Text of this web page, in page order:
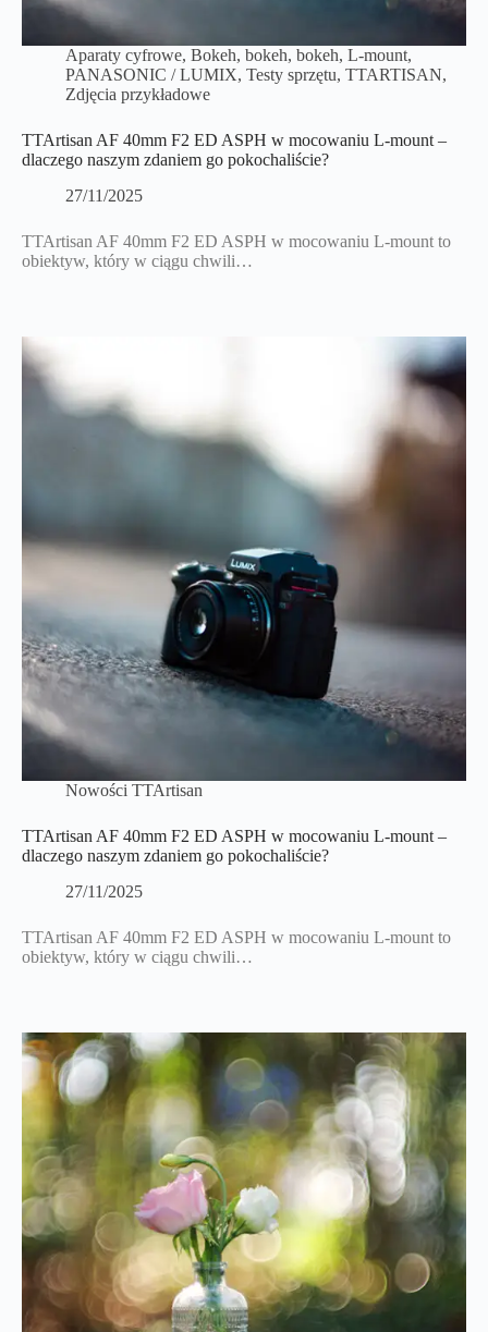
Aparaty cyfrowe, Bokeh, bokeh, bokeh, L-mount,
PANASONIC / LUMIX, Testy sprzętu, TTARTISAN,
Zdjęcia przykładowe
TTArtisan AF 40mm F2 ED ASPH w mocowaniu L-mount –
dlaczego naszym zdaniem go pokochaliście?
27/11/2025
TTArtisan AF 40mm F2 ED ASPH w mocowaniu L-mount to
obiektyw, który w ciągu chwili…
Nowości TTArtisan
TTArtisan AF 40mm F2 ED ASPH w mocowaniu L-mount –
dlaczego naszym zdaniem go pokochaliście?
27/11/2025
TTArtisan AF 40mm F2 ED ASPH w mocowaniu L-mount to
obiektyw, który w ciągu chwili…